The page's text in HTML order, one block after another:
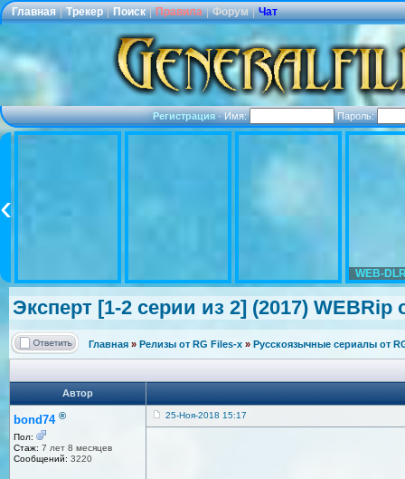
Главная | Трекер | Поиск | Правила | Форум | Чат
Регистрация·Имя: Пароль:
WEB-
Эксперт [1-2 серии из 2] (2017) WEBRip
Главная » Релизы от RG Files-x » Русскоязычные сериалы от
Автор
bond74 ®
Пол:
Стаж: 7 лет 8 месяцев
Сообщений: 3220
25-Ноя-2018 15:17